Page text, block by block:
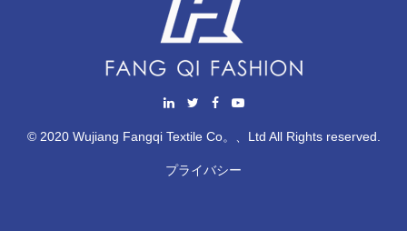
© 2020 Wujiang Fangqi Textile Co。、Ltd All Rights reserved.
プライバシー